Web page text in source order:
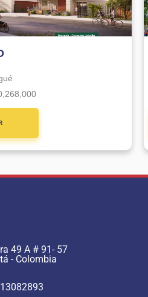
49 A # 91- 57
- Colombia